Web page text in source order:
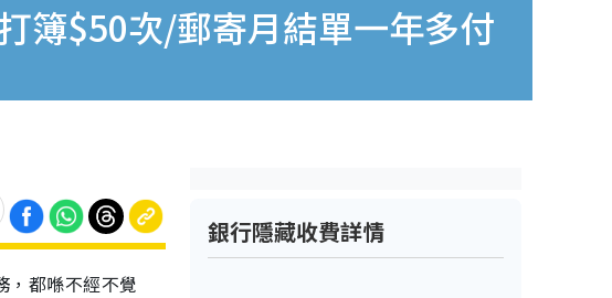
簿$50次/郵寄月結單一年多付
，都喺不經不覺
銀行隱藏收費詳情